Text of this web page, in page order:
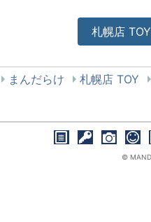
札幌店 TOY
まんだらけ 札幌店 TOY
©